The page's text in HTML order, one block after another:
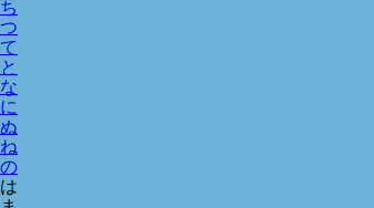
ち
つ
て
と
な
に
ぬ
ね
の
は